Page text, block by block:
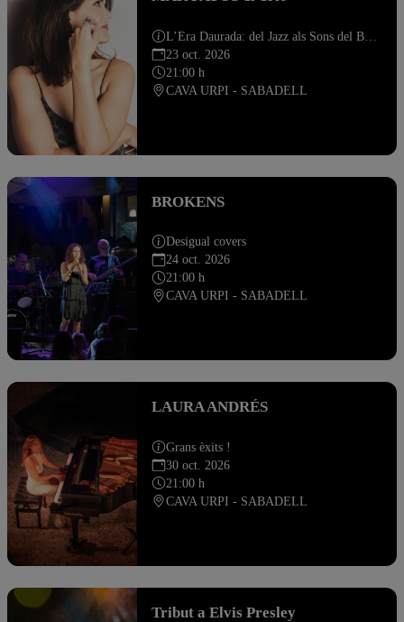
23 oct. 2026
21:00 h
CAVA URPI - SABADELL
BROKENS
Desigual covers
24 oct. 2026
21:00 h
CAVA URPI - SABADELL
LAURA ANDRÉS
Grans èxits !
30 oct. 2026
21:00 h
CAVA URPI - SABADELL
Tribut a Elvis Presley